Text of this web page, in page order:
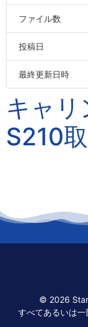
ファイル数
投稿日
最終更新日時
キャリ
S210
© 2026
すべてあるいは